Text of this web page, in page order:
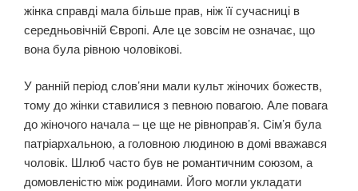
жінка справді мала більше прав, ніж її сучасниці в
середньовічній Європі. Але це зовсім не означає, що
вона була рівною чоловікові.
У ранній період слов’яни мали культ жіночих божеств,
тому до жінки ставилися з певною повагою. Але повага
до жіночого начала – це ще не рівноправ’я. Сім’я була
патріархальною, а головною людиною в домі вважався
чоловік. Шлюб часто був не романтичним союзом, а
домовленістю між родинами. Його могли укладати